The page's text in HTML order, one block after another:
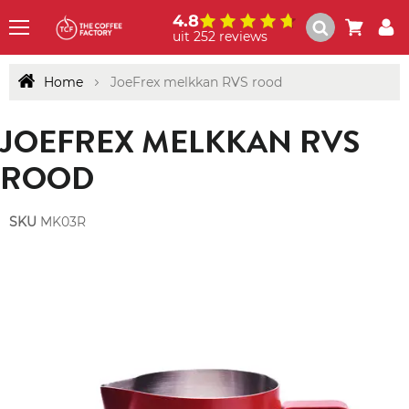
4.8
uit 252 reviews
Home JoeFrex melkkan RVS rood
JOEFREX MELKKAN RVS
ROOD
SKU MK03R